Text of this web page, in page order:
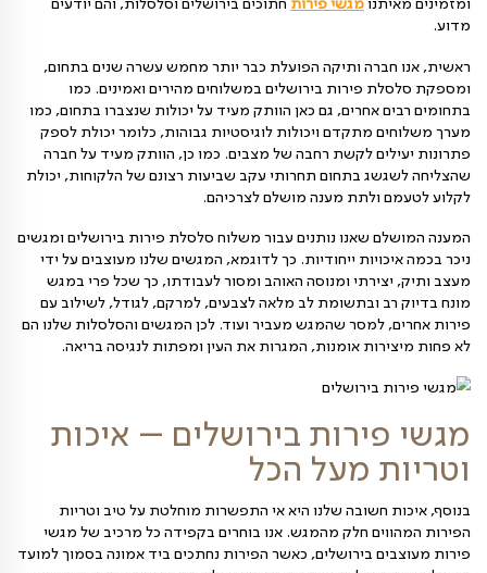
פירות או מגשי פירות גםדרך האתר
03-5619596
לחצו כאן
מגשי פירות
דווקא מאיתנו?
דווקא מאיתנו? יש לנו המון לקוחות בעיר הקודש שחוזרים
מגשי פירותחתוכים בירושלים וסלסלות, והם יודעים
ותיקה הפועלת כבר יותר מחמש עשרה שנים בתחום,
פירות בירושלים במשלוחים מהירים ואמינים. כמו
מתקדם ויכולות לוגיסטיות גבוהות, כלומר יכולת לספק
לקשת רחבה של מצבים. כמו כן, הוותק מעיד על חברה
בתחום תחרותי עקב שביעות רצונם של הלקוחות, יכולת
ולתת מענה מושלם לצרכיהם.
שאנו נותנים עבור משלוח סלסלת פירות בירושלים ומגשים